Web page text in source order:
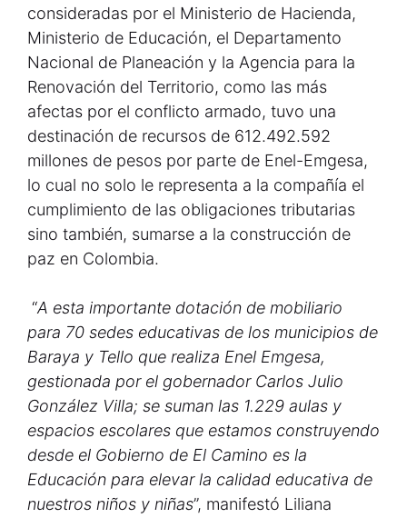
consideradas por el Ministerio de Hacienda,
Ministerio de Educación, el Departamento
Nacional de Planeación y la Agencia para la
Renovación del Territorio, como las más
afectas por el conflicto armado, tuvo una
destinación de recursos de 612.492.592
millones de pesos por parte de Enel-Emgesa,
lo cual no solo le representa a la compañía el
cumplimiento de las obligaciones tributarias
sino también, sumarse a la construcción de
paz en Colombia.
“A esta importante dotación de mobiliario
para 70 sedes educativas de los municipios de
Baraya y Tello que realiza Enel Emgesa,
gestionada por el gobernador Carlos Julio
González Villa; se suman las 1.229 aulas y
espacios escolares que estamos construyendo
desde el Gobierno de El Camino es la
Educación para elevar la calidad educativa de
nuestros niños y niñas”, manifestó Liliana